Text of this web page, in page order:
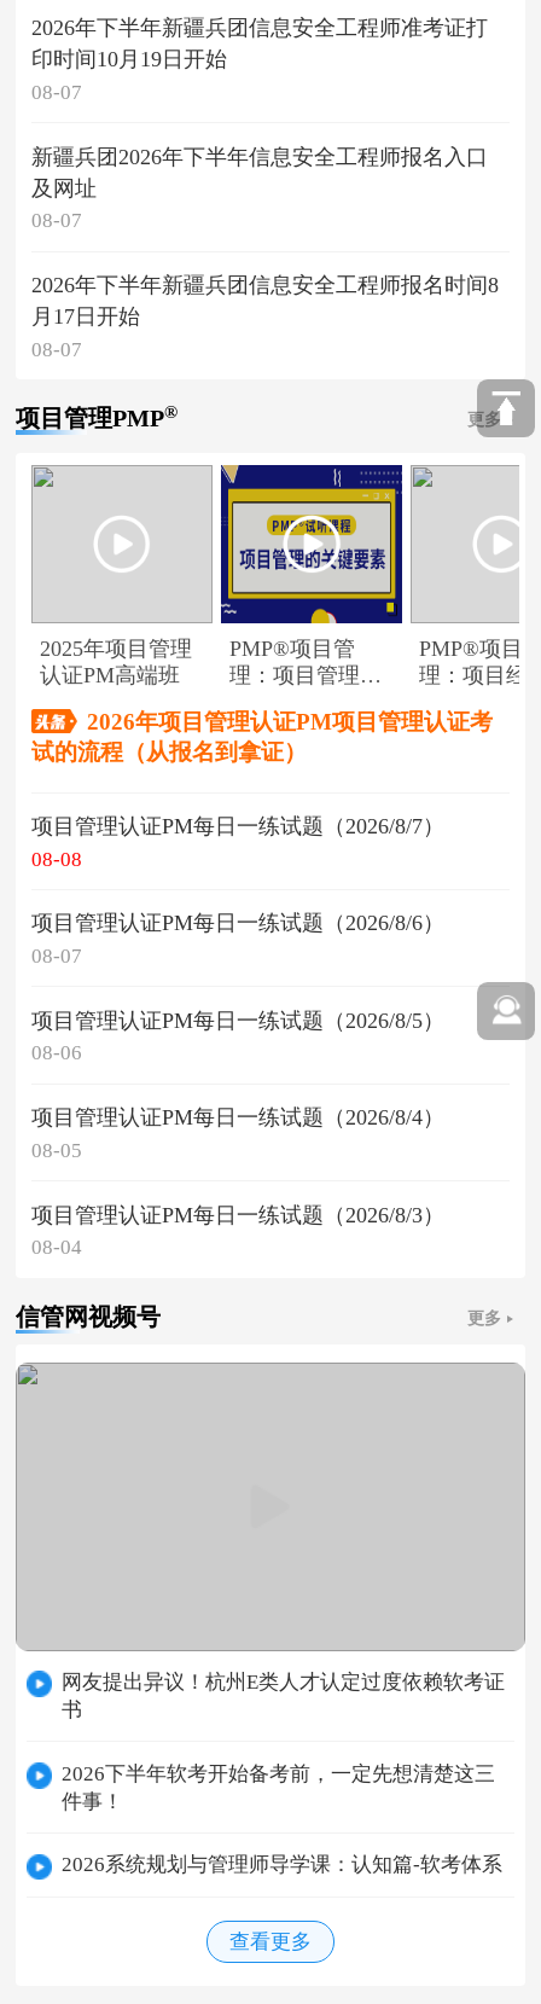
2026年下半年新疆兵团信息安全工程师准考证打
印时间10月19日开始
08-07
新疆兵团2026年下半年信息安全工程师报名入口
及网址
08-07
2026年下半年新疆兵团信息安全工程师报名时间8
月17日开始
08-07
项目管理PMP® 更多
2025年项目管理
认证PM高端班
PMP®项目管
理：项目管理的
PMP®项目
理：项目经
2026年项目管理认证PM项目管理认证考
试的流程（从报名到拿证）
项目管理认证PM每日一练试题（2026/8/7）
08-08
项目管理认证PM每日一练试题（2026/8/6）
08-07
项目管理认证PM每日一练试题（2026/8/5）
08-06
项目管理认证PM每日一练试题（2026/8/4）
08-05
项目管理认证PM每日一练试题（2026/8/3）
08-04
信管网视频号 更多
网友提出异议！杭州E类人才认定过度依赖软考证
书
2026下半年软考开始备考前，一定先想清楚这三
件事！
2026系统规划与管理师导学课：认知篇-软考体系
查看更多